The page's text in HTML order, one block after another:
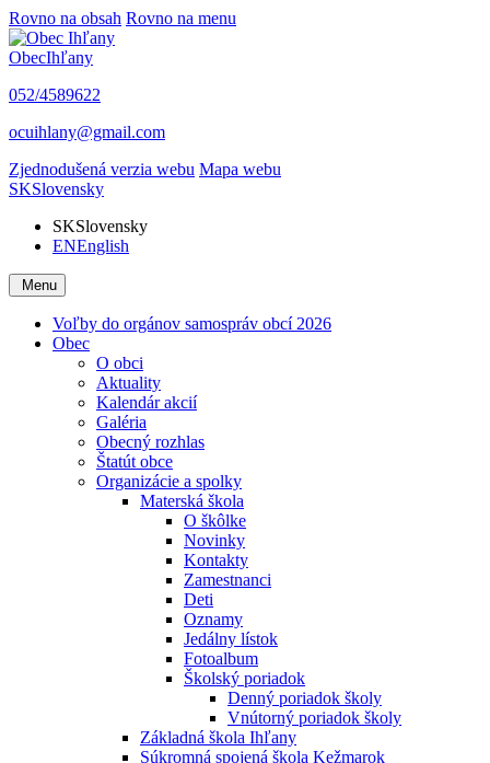
Rovno na obsah Rovno na menu
ObecIhľany
052/4589622
ocuihlany@gmail.com
Zjednodušená verzia webu Mapa webu
SKSlovensky
SKSlovensky
ENEnglish
Menu
Voľby do orgánov samospráv obcí 2026
Obec
O obci
Aktuality
Kalendár akcií
Galéria
Obecný rozhlas
Štatút obce
Organizácie a spolky
Materská škola
O škôlke
Novinky
Kontakty
Zamestnanci
Deti
Oznamy
Jedálny lístok
Fotoalbum
Školský poriadok
Denný poriadok školy
Vnútorný poriadok školy
Základná škola Ihľany
Súkromná spojená škola Kežmarok